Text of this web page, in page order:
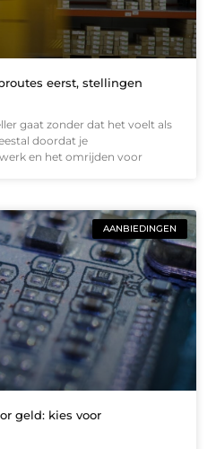
eerst, stellingen
gaat zonder dat het voelt als
doordat je
en het omrijden voor
AANBIEDINGEN
geld: kies voor